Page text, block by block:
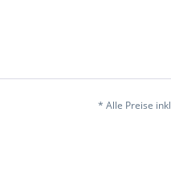
* Alle Preise